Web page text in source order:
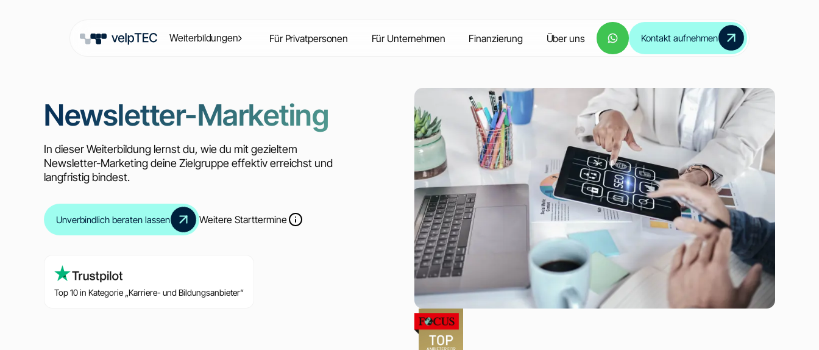
Weiterbildungen Für Privatpersonen Für Unternehmen Finanzierung Über uns Kontakt aufnehmen
Newsletter-Marketing
In dieser Weiterbildung lernst du, wie du mit gezieltem
Newsletter-Marketing deine Zielgruppe effektiv erreichst und
langfristig bindest.
Unverbindlich beraten lassen Weitere Starttermine
Top 10 in Kategorie „Karriere- und Bildungsanbieter“